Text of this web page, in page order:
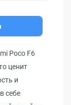
Poco F6
ценит
и
себе